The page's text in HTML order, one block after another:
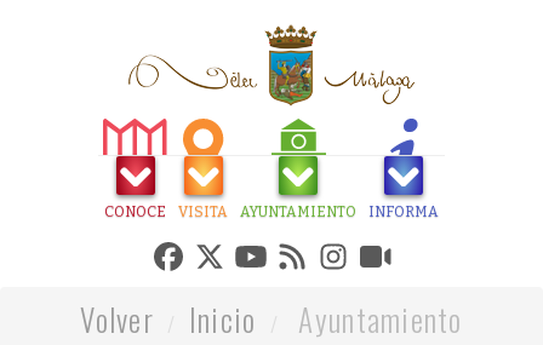
CONOCE VISITA AYUNTAMIENTO INFORMA
Volver Inicio
Ayuntamiento